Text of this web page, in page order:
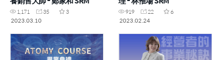
1,171 35
3
2023.03.10
919 22
6
2023.02.24